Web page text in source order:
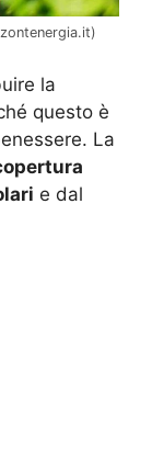
la
questo è
La
e dal